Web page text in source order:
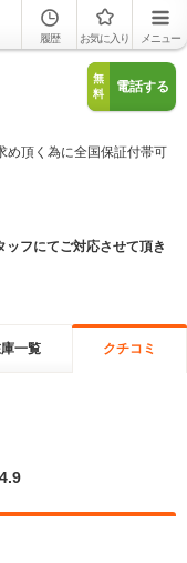
履歴 お気に入り メニュー
無
料
電話する
め頂く為に全国保証付帯可
フにてご対応させて頂き
一覧 クチコミ
4.9